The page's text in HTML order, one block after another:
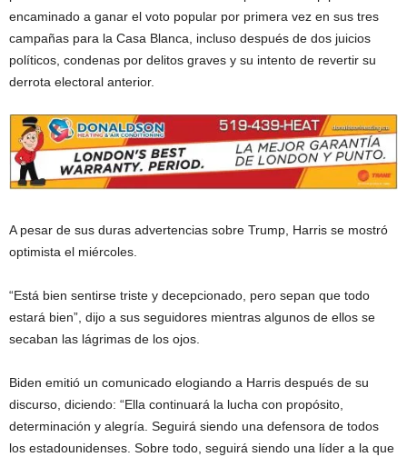
encaminado a ganar el voto popular por primera vez en sus tres
campañas para la Casa Blanca, incluso después de dos juicios
políticos, condenas por delitos graves y su intento de revertir su
derrota electoral anterior.
A pesar de sus duras advertencias sobre Trump, Harris se mostró
optimista el miércoles.
“Está bien sentirse triste y decepcionado, pero sepan que todo
estará bien”, dijo a sus seguidores mientras algunos de ellos se
secaban las lágrimas de los ojos.
Biden emitió un comunicado elogiando a Harris después de su
discurso, diciendo: “Ella continuará la lucha con propósito,
determinación y alegría. Seguirá siendo una defensora de todos
los estadounidenses. Sobre todo, seguirá siendo una líder a la que